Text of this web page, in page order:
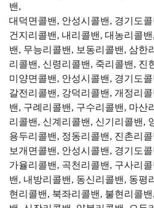
밴,
대덕면콜밴, 안성시콜밴, 경기도콜
건지리콜밴, 내리콜밴, 대농리콜
밴, 무능리콜밴, 보동리콜밴, 삼한
리콜밴, 신령리콜밴, 죽리콜밴, 진
미양면콜밴, 안성시콜밴, 경기도콜
갈전리콜밴, 강덕리콜밴, 개정리
밴, 구례리콜밴, 구수리콜밴, 마산
리콜밴, 신계리콜밴, 신기리콜밴,
용두리콜밴, 정동리콜밴, 진촌리
보개면콜밴, 안성시콜밴, 경기도콜
가율리콜밴, 곡천리콜밴, 구사리
밴, 내방리콜밴, 동신리콜밴, 동평
현리콜밴, 북좌리콜밴, 불현리콜